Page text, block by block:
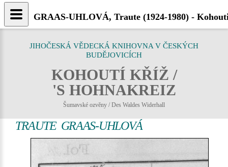
JIHOČESKÁ VĚDECKÁ KNIHOVNA V ČESKÝCH
BUDĚJOVICÍCH
KOHOUTÍ KŘÍŽ /
'S HOHNAKREIZ
Šumavské ozvěny / Des Waldes Widerhall
TRAUTE GRAAS-UHLOVÁ
GRAAS-UHLOVÁ, Traute (1924-1980) -